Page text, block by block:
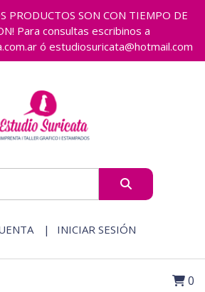
PRODUCTOS SON CON TIEMPO DE
Para consultas escribinos a
ó estudiosuricata@hotmail.com
INICIAR SESIÓN
0